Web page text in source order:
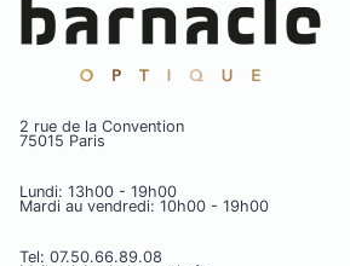
2 rue de la Convention
75015 Paris
Lundi: 13h00 - 19h00
Mardi au vendredi: 10h00 - 19h00
Tel: 07.50.66.89.08